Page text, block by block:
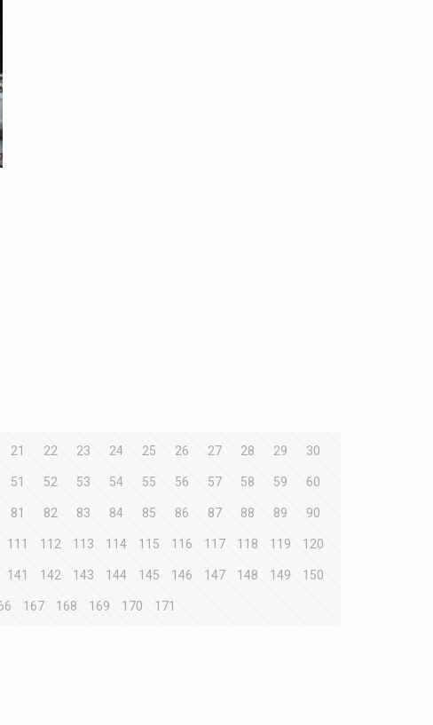
21 22 23 24 25 26 27 28 29 30
51 52 53 54 55 56 57 58 59 60
81 82 83 84 85 86 87 88 89 90
111 112 113 114 115 116 117 118 119 120
141 142 143 144 145 146 147 148 149 150
167 168 169 170 171